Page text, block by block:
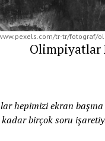
tr-tr/fotograf/
Olimpiyatlar
hepimizi ekran
birçok soru